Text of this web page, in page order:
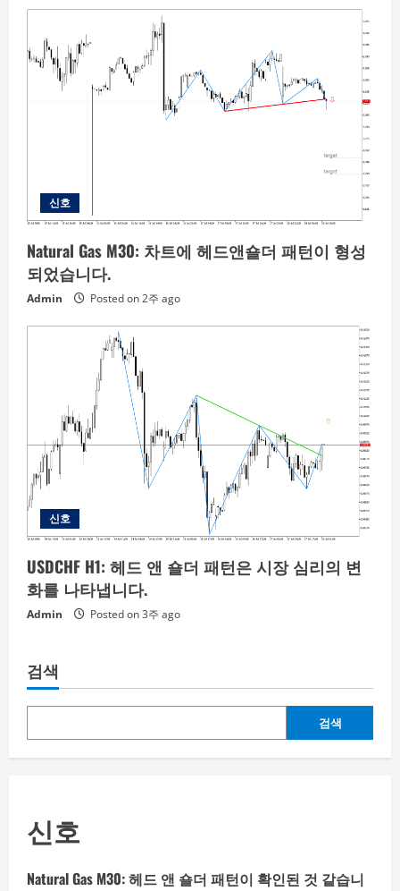
신호
Natural Gas M30: 차트에 헤드앤숄더 패턴이 형성
되었습니다.
Admin Posted on 2주 ago
신호
USDCHF H1: 헤드 앤 숄더 패턴은 시장 심리의 변
화를 나타냅니다.
Admin Posted on 3주 ago
검색
검색
신호
Natural Gas M30: 헤드 앤 숄더 패턴이 확인된 것 같습니